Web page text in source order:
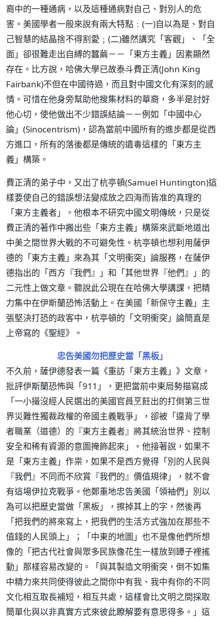
裔中的一種通病，以及這種通病對自己、對別人的危
害。美國學者一般來說有兩大特點﹕(一)自以為是、對自
己智慧的結晶捨不得割愛﹔(二)雖然講究「客觀」、「全
面」卻很難走出自縛的蠶繭－－「東方主義」因素顯然
存在。比方說，哈佛大學已故泰斗費正清(John King
Fairbank)不但在中國待過，而且對中國文化有深刻的感
情。可惜在他身旁幫助他搜集材料的華裔，多半是討好
他心切，使他做出不少錯誤結論－－例如「中國中心
論」(Sinocentrism)，認為當前中國所有的進步都是從西
方進口，所有的落後都是傳統的遺毒這樣的「東方主
義」構築。
費正清的弟子中，又出了杭亭頓(Samuel Huntington)這
樣要使自己的錯誤想法變成放之四海而皆准的真理的
「東方主義者」。他根本不研究中國文明傳統，只是從
費正清的著作中搬出些「東方主義」構築來武斷地道出
中美之間世界大戰的不可避免性。杭亭頓也想利用薩伊
德的「東方主義」來為其「文明衝突」論服務，在薩伊
德指出的「西方『我們』」和「其他世界『他們』」的
二元性上做文章。聽說此公現在在哈佛大學講課，把精
力集中在伊斯蘭恐怖活動上。在美國「新保守主義」主
張堅決打恐的政客中，杭亭頓的「文明衝突」論簡直是
上帝寫的《聖經》。
忠告美國勿把歷史當「黑板」
不久前，薩伊德發表一篇《重訪「東方主義」》文章，
批評伊斯蘭恐怖與「911」，更把當前中東局勢描寫成
「一小撮沒經人民選出的美國官員烹飪出的打倒第三世
界災難性獨裁政權的帝國主義戰爭」，卻被「違背了學
者職業（道德）的『東方主義者』將其統治世界、控制
安全和稀有資源的意圖掩飾起來」。他接著說，如果不
是「東方主義」作祟，如果不是西方覺得「別的人民與
『我們』不同而不欣賞『我們的』價值規律」，就不會
有這場伊拉克戰爭。他鄭重地忠告美國「領袖們」別以
為可以把歷史當做「黑板」，擦掉其上的字，然後再
「把我們的將來寫上，把我們的生活方式強加在那些不
值錢的人民頭上」；「中東的地圖」也不是像他們所想
像的「把古代社會與眾多民族像花生一樣放到罈子裡搖
動」那樣容易改變的。「與其製造文明衝突，倒不如集
中精力來共同使得彼此之間你中有我、我中有你的不同
文化相互取長補短，相互共處，這樣會比文明之間採取
簡單化與以非真實方式來彼此瞭解要有意思得多。」這